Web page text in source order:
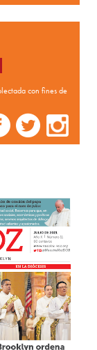
con fines de